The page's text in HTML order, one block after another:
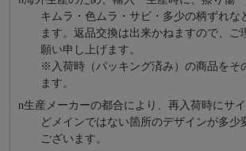
キムラ・色ムラ・サビ・多少の柄ずれな
ます。返品交換は出来かねますので、ご
願い申し上げます。
※⼊荷時（パッキング済み）の商品をそ
ます。
n⽣産メーカーの都合により、再⼊荷時にサ
どメインではない箇所のデザインが多少
ございます。